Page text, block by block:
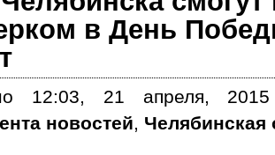
в День
12:03, 21 апреля,
новостей, Челябинская